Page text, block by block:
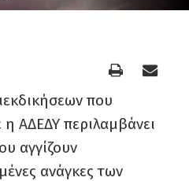
που
η ΑΔΕΔΥ περιλαμβάνει
αγγίζουν
ανάγκες των